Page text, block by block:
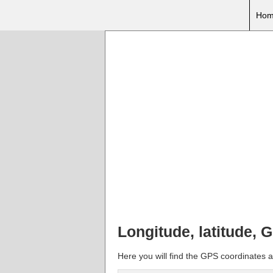
Longitude, latitude,
Here you will find the GPS coordinates